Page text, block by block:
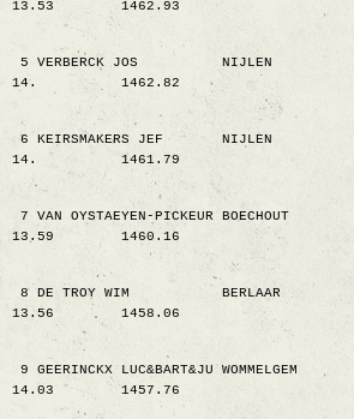
13.53
1462.93
5 VERBERCK JOS NIJLEN
14.
1462.82
6 KEIRSMAKERS JEF NIJLEN
14.
1461.79
7 VAN OYSTAEYEN-PICKEUR BOECHOUT
13.59
1460.16
8 DE TROY WIM BERLAAR
13.56
1458.06
9 GEERINCKX LUC&BART&JU WOMMELGEM
14.03
1457.76